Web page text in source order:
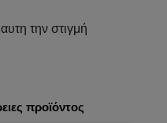
την στιγμή
προϊόντος